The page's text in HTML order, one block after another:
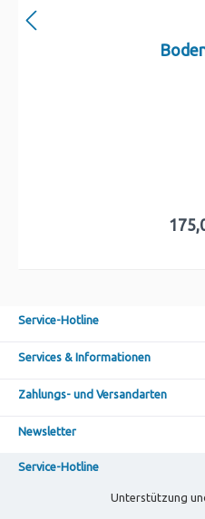
Service-Hotline
Services & Informationen
Zahlungs- und Versandarten
Newsletter
Service-Hotline
Unterstützung